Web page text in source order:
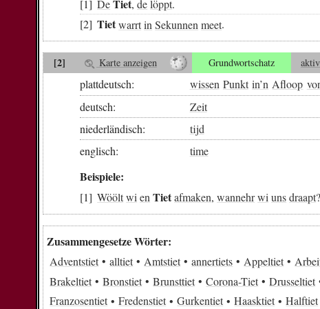
DeTiet,delöppt.
Tietwarrtin Sekunnen meet.
[2] Karte anzeigen Grundwortschatz
plattdeutsch: wissen Punkt in’n Afloop
deutsch:
Zeit
niederländisch:
tijd
englisch:
time
Beispiele:
Wööltwi en Tietafmaken,wannehrwi unsdraapt?
Zusammengesetze Wörter:
Adventstiet alltiet Amtstiet annertiets Appeltiet
Brakeltiet
Bronstiet Brunsttiet Corona-Tiet Drusseltiet
Franzosentiet
Fredenstiet Gurkentiet Haasktiet Halftiet